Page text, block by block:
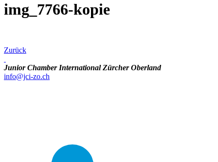
img_7766-kopie
Zurück
Junior Chamber International Zürcher Oberland
info@jci-zo.ch